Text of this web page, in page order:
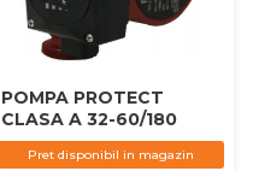
POMPA PROTECT
CLASA A 32-60/180
Pret disponibil in magazin